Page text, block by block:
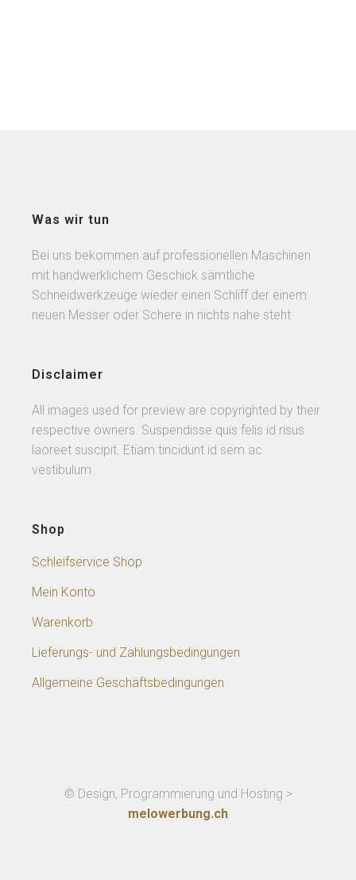
Was wir tun
Bei uns bekommen auf professionellen Maschinen
mit handwerklichem Geschick sämtliche
Schneidwerkzeuge wieder einen Schliff der einem
neuen Messer oder Schere in nichts nahe steht
Disclaimer
All images used for preview are copyrighted by their
respective owners. Suspendisse quis felis id risus
laoreet suscipit. Etiam tincidunt id sem ac
vestibulum.
Shop
Schleifservice Shop
Mein Konto
Warenkorb
Lieferungs- und Zahlungsbedingungen
Allgemeine Geschäftsbedingungen
© Design, Programmierung und Hosting >
melowerbung.ch